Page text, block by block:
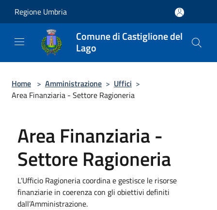
Regione Umbria
Comune di Castiglione del
Lago
Home > Amministrazione > Uffici >
Area Finanziaria - Settore Ragioneria
Area Finanziaria -
Settore Ragioneria
L’Ufficio Ragioneria coordina e gestisce le risorse
finanziarie in coerenza con gli obiettivi definiti
dall’Amministrazione.